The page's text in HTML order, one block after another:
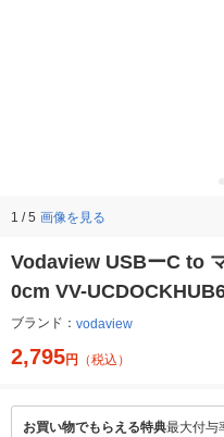
1 / 5 画像を見る
Vodaview USBーC to
0cm VV-
ブランド： vodaview
2,795円 （税込）
お買い物でもらえる特典最大付与